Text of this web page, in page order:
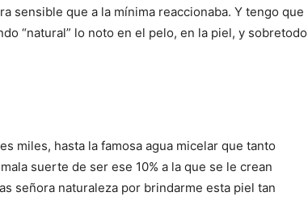
sensible que a la mínima reaccionaba. Y tengo que
“natural” lo noto en el pelo, en la piel, y sobretodo
miles, hasta la famosa agua micelar que tanto
suerte de ser ese 10% a la que se le crean
señora naturaleza por brindarme esta piel tan